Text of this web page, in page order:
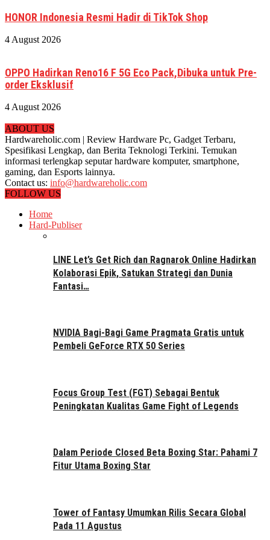
HONOR Indonesia Resmi Hadir di TikTok Shop
4 August 2026
OPPO Hadirkan Reno16 F 5G Eco Pack,Dibuka untuk Pre-
order Eksklusif
4 August 2026
ABOUT US
Hardwareholic.com | Review Hardware Pc, Gadget Terbaru,
Spesifikasi Lengkap, dan Berita Teknologi Terkini. Temukan
informasi terlengkap seputar hardware komputer, smartphone,
gaming, dan Esports lainnya.
Contact us: info@hardwareholic.com
FOLLOW US
Home
Hard-Publiser
LINE Let’s Get Rich dan Ragnarok Online Hadirkan
Kolaborasi Epik, Satukan Strategi dan Dunia
Fantasi…
NVIDIA Bagi-Bagi Game Pragmata Gratis untuk
Pembeli GeForce RTX 50 Series
Focus Group Test (FGT) Sebagai Bentuk
Peningkatan Kualitas Game Fight of Legends
Dalam Periode Closed Beta Boxing Star: Pahami 7
Fitur Utama Boxing Star
Tower of Fantasy Umumkan Rilis Secara Global
Pada 11 Agustus